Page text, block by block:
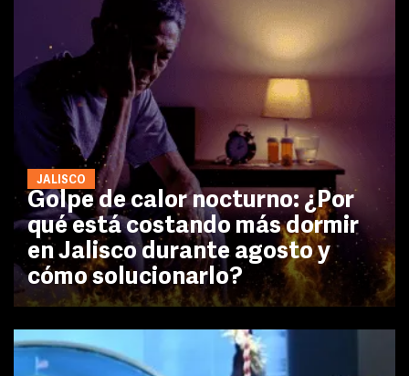
JALISCO
Golpe de calor nocturno: ¿Por
qué está costando más dormir
en Jalisco durante agosto y
cómo solucionarlo?